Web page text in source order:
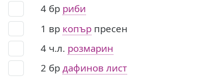
4 бр риби
1 вр копър пресен
4 ч.л. розмарин
2 бр дафинов лист